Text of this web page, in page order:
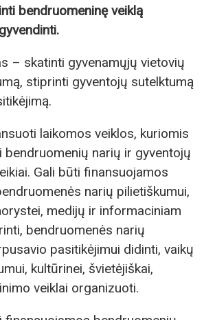
bendruomeninę veiklą
– skatinti gyvenamųjų vietovių
stiprinti gyventojų sutelktumą
laikomos veiklos, kuriomis
bendruomenių narių ir gyventojų
Gali būti finansuojamos
narių pilietiškumui,
medijų ir informaciniam
bendruomenės narių
pasitikėjimui didinti, vaikų
kultūrinei, švietėjiškai,
veiklai organizuoti.